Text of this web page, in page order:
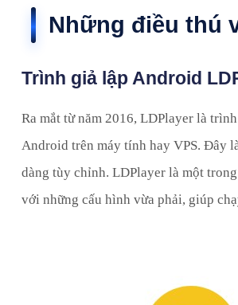
Những điều thú
Trình giả lập Android
Ra mắt từ năm 2016, LDPlayer là
Android trên máy tính hay VPS. Đây
dàng tùy chỉnh. LDPlayer là một
với những cấu hình vừa phải, giúp